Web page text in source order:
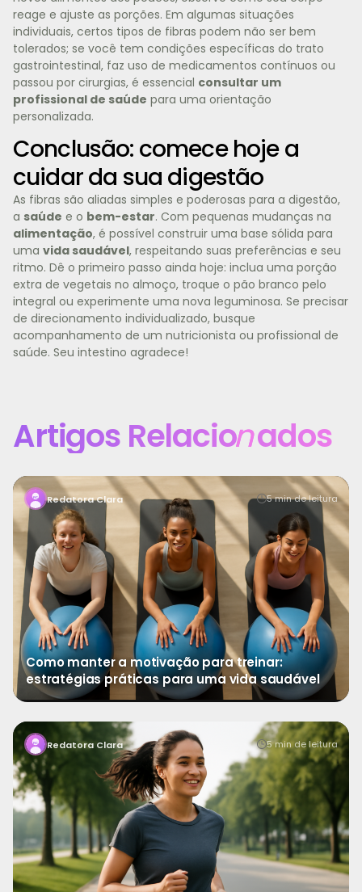
reage e ajuste as porções. Em algumas situações
individuais, certos tipos de fibras podem não ser bem
tolerados; se você tem condições específicas do trato
gastrointestinal, faz uso de medicamentos contínuos ou
passou por cirurgias, é essencial consultar um
profissional de saúde para uma orientação
personalizada.
Conclusão: comece hoje a
cuidar da sua digestão
As fibras são aliadas simples e poderosas para a digestão,
a saúde e o bem-estar. Com pequenas mudanças na
alimentação, é possível construir uma base sólida para
uma vida saudável, respeitando suas preferências e seu
ritmo. Dê o primeiro passo ainda hoje: inclua uma porção
extra de vegetais no almoço, troque o pão branco pelo
integral ou experimente uma nova leguminosa. Se precisar
de direcionamento individualizado, busque
acompanhamento de um nutricionista ou profissional de
saúde. Seu intestino agradece!
Artigos Relacionados
Redatora Clara 5 min de leitura
Como manter a motivação para treinar:
estratégias práticas para uma vida saudável
Manter a motivação para treinar é um dos maiores
desafios para quem busca saúde, bem-estar e uma vid
Ver mais→
Redatora Clara 5 min de leitura
Dar o primeiro passo rumo a uma rotina de exercícios
pode parecer desafiador, mas é uma das decisões